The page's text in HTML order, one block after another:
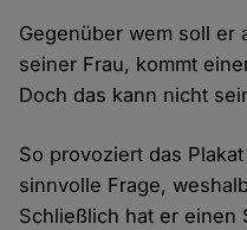
Gegenüber wem soll er
seiner Frau, kommt
Doch das kann nicht
So provoziert das
sinnvolle Frage,
Schließlich hat er einen